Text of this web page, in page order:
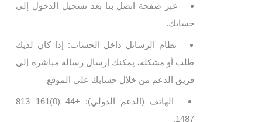
عبر صفحة اتصل بنا بعد تسجيل الدخول إلى
حسابك.
نظام الرسائل داخل الحساب: إذا كان لديك
طلب أو مشكلة، يمكنك إرسال رسالة مباشرة إلى
فريق الدعم من خلال حسابك على الموقع
الهاتف (الدعم الدولي): +44 (0)161 813
1487.